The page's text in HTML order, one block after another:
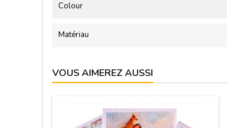
Colour
Matériau
VOUS AIMEREZ AUSSI